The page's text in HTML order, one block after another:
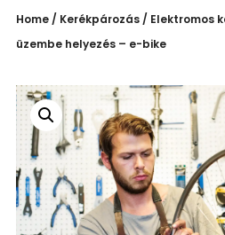
Home / Kerékpározás / Elektromos
üzembe helyezés – e-bike